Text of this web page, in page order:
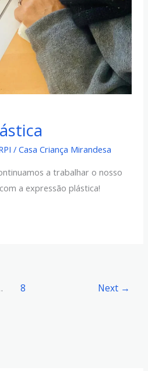
/ Casa Criança Mirandesa
a trabalhar o nosso
a expressão plástica!
8 Next →